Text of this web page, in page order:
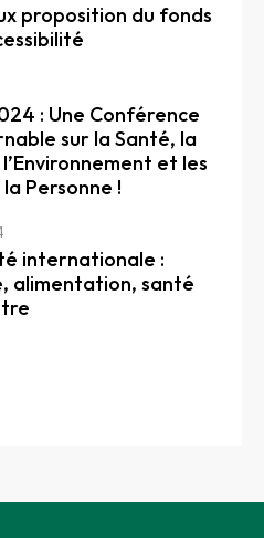
proposition du fonds
: Une Conférence
sur la Santé, la
et les
Personne !
internationale :
alimentation, santé